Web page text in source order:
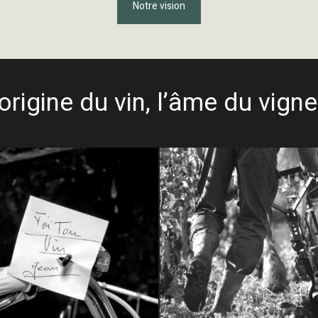
Notre vision
du vin, l’âme du